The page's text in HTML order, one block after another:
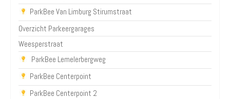
ParkBee Van Limburg Stirumstraat
Overzicht Parkeergarages
Weesperstraat
ParkBee Lemelerbergweg
ParkBee Centerpoint
ParkBee Centerpoint 2